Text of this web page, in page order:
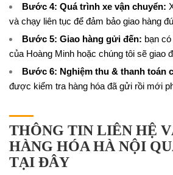
Bước 4: Quá trình xe vận chuyển:
và chạy liên tục để đảm bảo giao hàng
Bước 5: Giao hàng gửi đến: bạn
của Hoàng Minh hoặc chúng tôi sẽ giao
Bước 6: Nghiệm thu & thanh toán
được kiểm tra hàng hóa đã gửi rồi mới
THÔNG TIN LIÊN HỆ
HÀNG HÓA HÀ NỘI
TẠI ĐÂY